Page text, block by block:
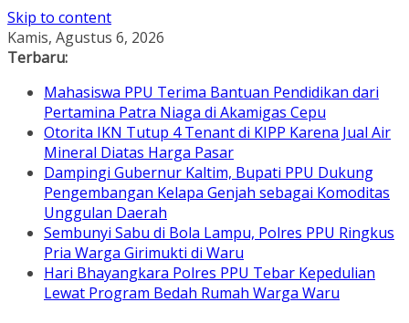
Skip to content
Kamis, Agustus 6, 2026
Terbaru:
Mahasiswa PPU Terima Bantuan Pendidikan dari
Pertamina Patra Niaga di Akamigas Cepu
Otorita IKN Tutup 4 Tenant di KIPP Karena Jual Air
Mineral Diatas Harga Pasar
Dampingi Gubernur Kaltim, Bupati PPU Dukung
Pengembangan Kelapa Genjah sebagai Komoditas
Unggulan Daerah
Sembunyi Sabu di Bola Lampu, Polres PPU Ringkus
Pria Warga Girimukti di Waru
Hari Bhayangkara Polres PPU Tebar Kepedulian
Lewat Program Bedah Rumah Warga Waru